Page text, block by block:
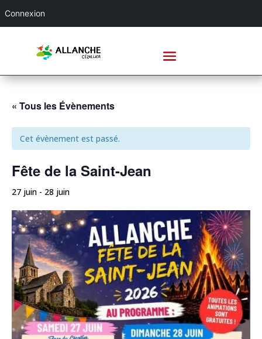
« Tous les Évènements
Cet évènement est passé.
Fête de la Saint-Jean
27 juin - 28 juin
Connexion